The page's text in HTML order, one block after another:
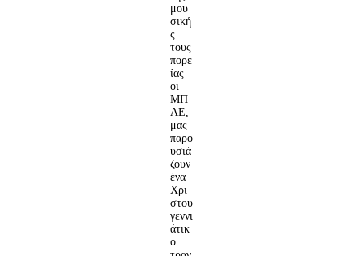
μου
σική
ς
τους
πορε
ίας
οι
ΜΠ
ΛΕ,
μας
παρο
υσιά
ζουν
ένα
Χρι
στου
γεννι
άτικ
ο